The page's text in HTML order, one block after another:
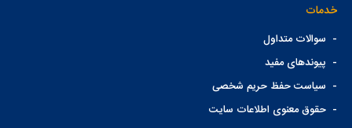
خدمات
- سوالات متداول
- پیوندهای مفید
- سیاست حفظ حریم شخصی
-حقوق معنوی اطلاعات سایت